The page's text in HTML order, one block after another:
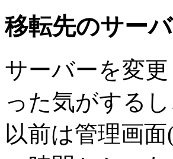
移転先のサー
サーバーを変
った気がするし
以前は管理画